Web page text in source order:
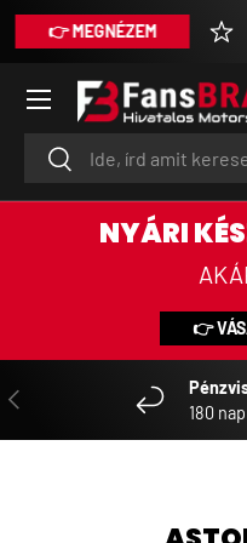
DIREKT ZUM INHALT
👉 MEGNÉZEM
Suchen
Suchen
Menü
NYÁRI
👉
VORHERIGE
180